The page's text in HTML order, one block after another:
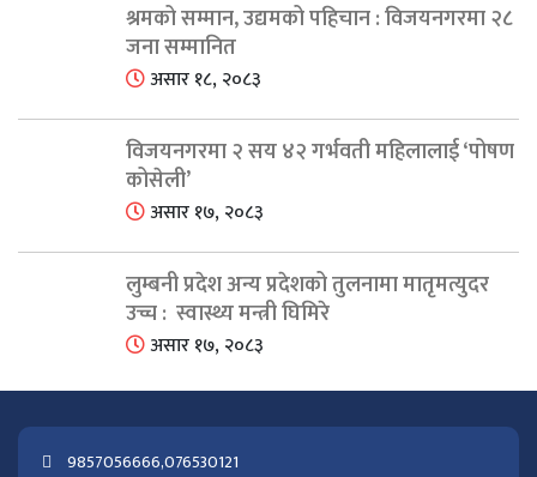
श्रमको सम्मान, उद्यमको पहिचान : विजयनगरमा २८
जना सम्मानित
असार १८, २०८३
विजयनगरमा २ सय ४२ गर्भवती महिलालाई ‘पोषण
कोसेली’
असार १७, २०८३
लुम्बनी प्रदेश अन्य प्रदेशको तुलनामा मातृमत्युदर
उच्च : स्वास्थ्य मन्त्री घिमिरे
असार १७, २०८३
9857056666,076530121